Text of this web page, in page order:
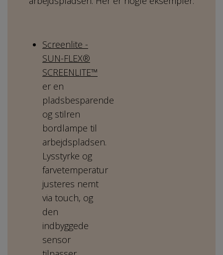
Screenlite -
SUN-FLEX®
SCREENLITE™
er en
pladsbesparende
og stilren
bordlampe til
arbejdspladsen.
Lysstyrke og
farvetemperatur
justeres nemt
via touch, og
den
indbyggede
sensor